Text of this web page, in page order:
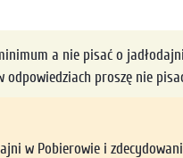
a nie pisać o
odpowiedziach proszę nie
w Pobierowie i